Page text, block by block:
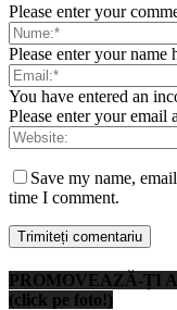
Please enter your
Please enter your name
You have entered an
Please enter your email
Save my name,
time I comment.
PROMOVEAZĂ-ȚI
(click pe foto!)